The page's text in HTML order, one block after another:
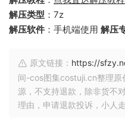
解压类型 ：7z
解压软件 ：手机端使用 解压
原文链接： https://
间-cos图集costuji.cn整理原
源，不支持退款，除非货不
理由，申请退款投诉，小人